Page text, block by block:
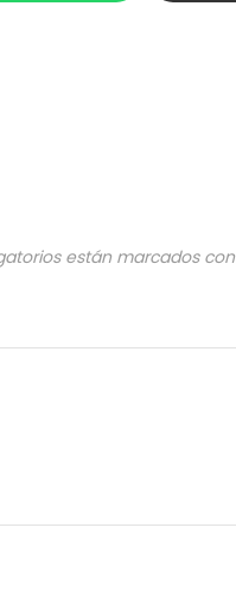
están marcados con